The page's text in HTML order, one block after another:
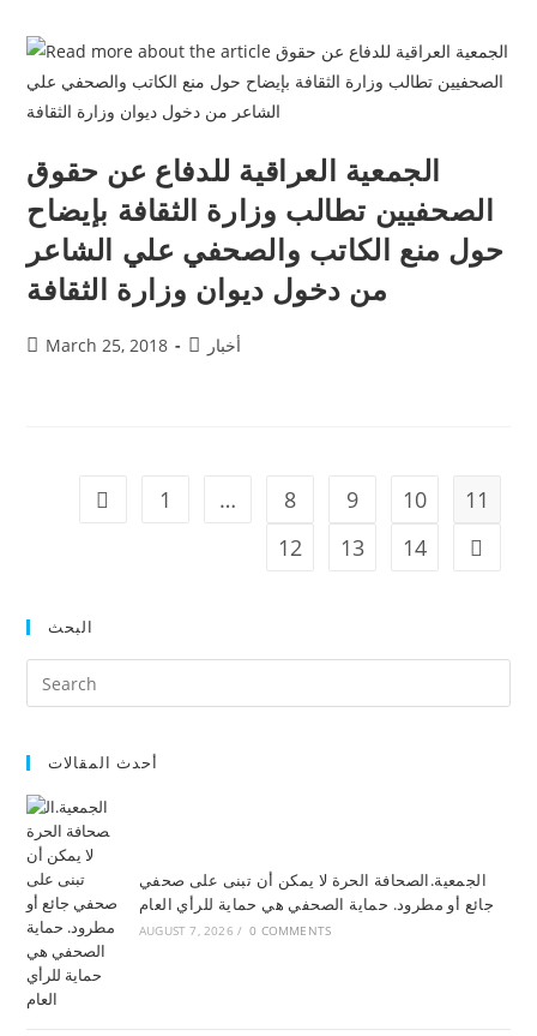
الجمعية العراقية للدفاع عن حقوق
الصحفيين تطالب وزارة الثقافة بإيضاح
حول منع الكاتب والصحفي علي الشاعر
من دخول ديوان وزارة الثقافة
March 25, 2018 أخبار
1 … 8 9 10
11
12
13 14
البحث
أحدث المقالات
الجمعية.الصحافة الحرة لا يمكن أن تبنى على صحفي
AUGUST 7, 2026 / 0 COMMENTS